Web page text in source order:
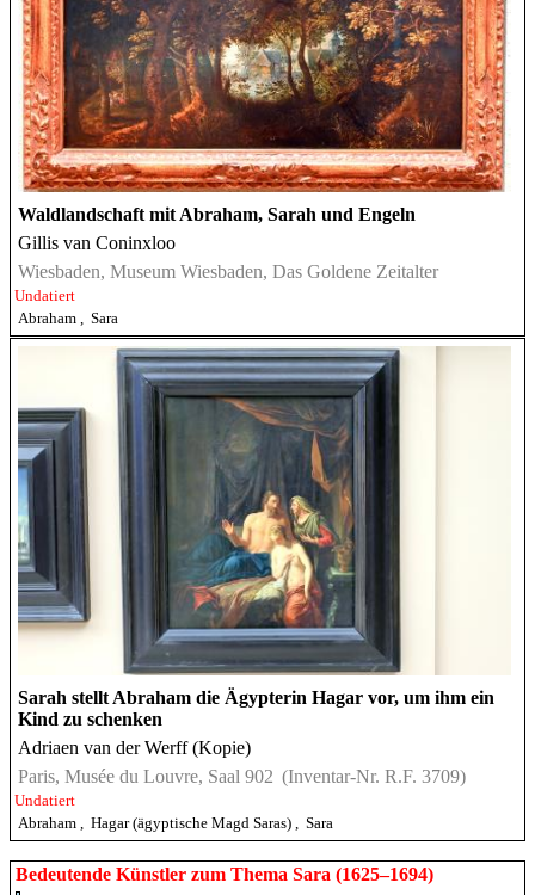
Waldlandschaft mit Abraham, Sarah und Engeln
Gillis van Coninxloo
Wiesbaden, Museum Wiesbaden, Das Goldene Zeitalter
Undatiert
Abraham , Sara
Sarah stellt Abraham die Ägypterin Hagar vor, um ihm ein
Kind zu schenken
Adriaen van der Werff (Kopie)
Paris, Musée du Louvre, Saal 902 (Inventar-Nr. R.F. 3709)
Undatiert
Abraham
Hagar (ägyptische Magd Saras) Sara
Bedeutende Künstler zum Thema Sara (1625–1694)